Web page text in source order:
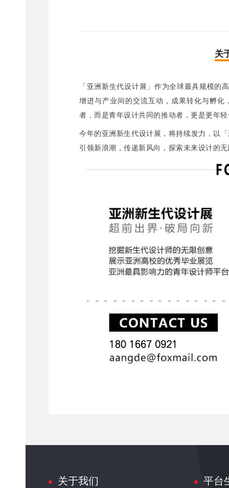
关
「亚洲新生代设计展」作为全球最具规模的
增进与产业间的交流互动，成果转化与孵化
者，而是青年设计共同的推动者，更是更年
今年的亚洲新生代设计展，将持续发力，以
引领新浪潮，传递新风向，探索未来设计的
关于我们 平台